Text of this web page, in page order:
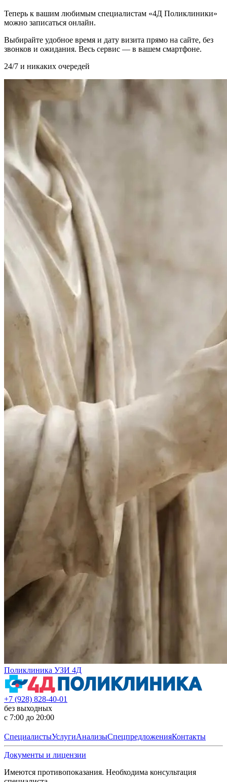
Теперь к вашим любимым специалистам «4Д Поликлиники»
можно записаться онлайн.
Выбирайте удобное время и дату визита прямо на сайте, без
звонков и ожидания. Весь сервис — в вашем смартфоне.
24/7 и никаких очередей
Поликлиника УЗИ 4Д
+7 (928) 828-40-01
без выходных
с 7:00 до 20:00
СпециалистыУслугиАнализыСпецпредложенияКонтакты
Документы и лицензии
Имеются противопоказания. Необходима консультация